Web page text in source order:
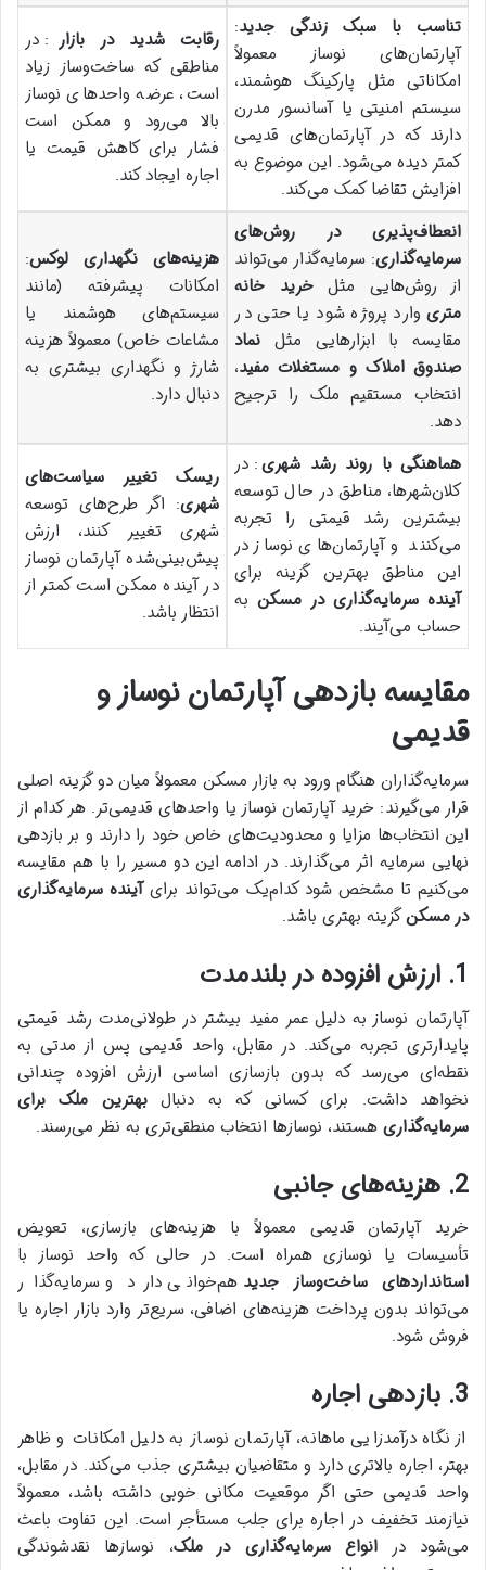
تناسب با سبک زندگی جدید:
آپارتمان‌های نوساز معمولاً
امکاناتی مثل پارکینگ هوشمند،
سیستم امنیتی یا آسانسور مدرن
دارند که در آپارتمان‌های قدیمی
کمتر دیده می‌شود. این موضوع به
افزایش تقاضا کمک می‌کند.
رقابت شدید در بازار : در
مناطقی که ساخت‌وساز زیاد
است، عرضه واحدهای نوساز
بالا می‌رود و ممکن است
فشار برای کاهش قیمت یا
اجاره ایجاد کند.
انعطاف‌پذیری در روش‌های
سرمایه‌گذاری: سرمایه‌گذار می‌تواند
از روش‌هایی مثلخرید خانه
متری وارد پروژه شود یا حتی در
مقایسه با ابزارهایی مثل نماد
صندوق املاک و مستغلات مفید،
انتخاب مستقیم ملک را ترجیح
دهد.
هزینه‌های نگهداری لوکس:
امکانات پیشرفته (مانند
سیستم‌های هوشمند یا
مشاعات خاص) معمولاً هزینه
شارژ و نگهداری بیشتری به
دنبال دارد.
هماهنگی با روند رشد شهری: در
کلان‌شهرها، مناطق در حال توسعه
بیشترین رشد قیمتی را تجربه
می‌کنند و آپارتمان‌های نوساز در
این مناطق بهترین گزینه برای
آینده سرمایه‌گذاری در مسکنبه
حساب می‌آیند.
ریسک تغییر سیاست‌های
شهری: اگر طرح‌های توسعه
شهری تغییر کنند، ارزش
پیش‌بینی‌شده آپارتمان نوساز
در آینده ممکن است کمتر از
انتظار باشد.
مقایسه بازدهی آپارتمان نوساز و
قدیمی
سرمایه‌گذاران هنگام ورود به بازار مسکن معمولاً میان دو گزینه اصلی
قرار می‌گیرند: خرید آپارتمان نوساز یا واحدهای قدیمی‌تر. هر کدام از
این انتخاب‌ها مزایا و محدودیت‌های خاص خود را دارند و بر بازدهی
نهایی سرمایه اثر می‌گذارند. در ادامه این دو مسیر را با هم مقایسه
می‌کنیم تا مشخص شود کدام‌یک می‌تواند برایآینده سرمایه‌گذاری
در مسکنگزینه بهتری باشد.
1. ارزش افزوده در بلندمدت
آپارتمان نوساز به دلیل عمر مفید بیشتر در طولانی‌مدت رشد قیمتی
پایدارتری تجربه می‌کند. در مقابل، واحد قدیمی پس از مدتی به
نقطه‌ای می‌رسد که بدون بازسازی اساسی ارزش افزوده چندانی
نخواهد داشت. برای کسانی که به دنبالبهترین ملک برای
سرمایه‌گذاری هستند، نوسازها انتخاب منطقی‌تری به نظر می‌رسند.
2. هزینه‌های جانبی
خرید آپارتمان قدیمی معمولاً با هزینه‌های بازسازی، تعویض
تأسیسات یا نوسازی همراه است. در حالی که واحد نوساز با
استانداردهای ساخت‌وساز جدید هم‌خوانی دارد و سرمایه‌گذار
می‌تواند بدون پرداخت هزینه‌های اضافی، سریع‌تر وارد بازار اجاره یا
فروش شود.
3. بازدهی اجاره
از نگاه درآمدزایی ماهانه، آپارتمان نوساز به دلیل امکانات و ظاهر
بهتر، اجاره بالاتری دارد و متقاضیان بیشتری جذب می‌کند. در مقابل،
واحد قدیمی حتی اگر موقعیت مکانی خوبی داشته باشد، معمولاً
نیازمند تخفیف در اجاره برای جلب مستأجر است. این تفاوت باعث
می‌شود در انواع سرمایه‌گذاری در ملک، نوسازها نقدشوندگی